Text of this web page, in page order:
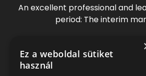
An excellent professional and
period: The interim
Contact
Ez a weboldal sütiket
használ